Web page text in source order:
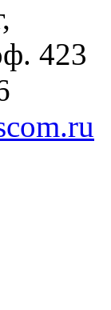
423